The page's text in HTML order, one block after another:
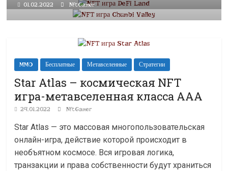
01.02.2022 NftGamer
MMO Бесплатные Метавселенные Стратегии
Star Atlas – космическая NFT
игра-метавселенная класса ААА
24.01.2022 NftGamer
Star Atlas — это массовая многопользовательская
онлайн-игра, действие которой происходит в
необъятном космосе. Вся игровая логика,
транзакции и права собственности будут храниться